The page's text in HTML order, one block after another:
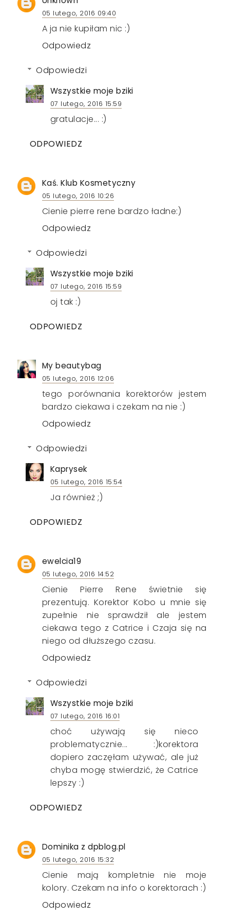
05 lutego, 2016 09:40
A ja nie kupiłam nic :)
Odpowiedz
Odpowiedzi
Wszystkie moje bziki
07 lutego, 2016 15:59
gratulacje... :)
ODPOWIEDZ
Kaś. Klub Kosmetyczny
05 lutego, 2016 10:26
Cienie pierre rene bardzo ładne:)
Odpowiedz
Odpowiedzi
Wszystkie moje bziki
07 lutego, 2016 15:59
oj tak :)
ODPOWIEDZ
My beautybag
05 lutego, 2016 12:06
tego porównania korektorów jestem
bardzo ciekawa i czekam na nie :)
Odpowiedz
Odpowiedzi
Kaprysek
05 lutego, 2016 15:54
Ja również ;)
ODPOWIEDZ
ewelcia19
05 lutego, 2016 14:52
Cienie Pierre Rene świetnie się
prezentują. Korektor Kobo u mnie się
zupełnie nie sprawdził ale jestem
ciekawa tego z Catrice i Czaja się na
niego od dłuższego czasu.
Odpowiedz
Odpowiedzi
Wszystkie moje bziki
07 lutego, 2016 16:01
choć używają się nieco
problematycznie... :)korektora
dopiero zaczęłam używać, ale już
chyba mogę stwierdzić, że Catrice
lepszy :)
ODPOWIEDZ
Dominika z dpblog.pl
05 lutego, 2016 15:32
Cienie mają kompletnie nie moje
kolory. Czekam na info o korektorach :)
Odpowiedz